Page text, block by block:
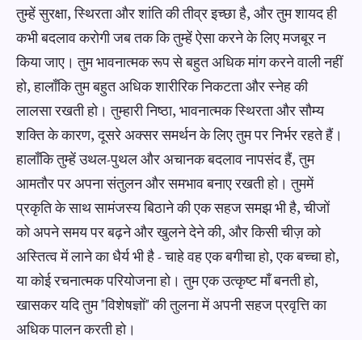
तुम्हें सुरक्षा, स्थिरता और शांति की तीव्र इच्छा है, और तुम शायद ही
कभी बदलाव करोगी जब तक कि तुम्हें ऐसा करने के लिए मजबूर न
किया जाए। तुम भावनात्मक रूप से बहुत अधिक मांग करने वाली नहीं
हो, हालाँकि तुम बहुत अधिक शारीरिक निकटता और स्नेह की
लालसा रखती हो। तुम्हारी निष्ठा, भावनात्मक स्थिरता और सौम्य
शक्ति के कारण, दूसरे अक्सर समर्थन के लिए तुम पर निर्भर रहते हैं।
हालाँकि तुम्हें उथल-पुथल और अचानक बदलाव नापसंद हैं, तुम
आमतौर पर अपना संतुलन और समभाव बनाए रखती हो। तुममें
प्रकृति के साथ सामंजस्य बिठाने की एक सहज समझ भी है, चीजों
को अपने समय पर बढ़ने और खुलने देने की, और किसी चीज़ को
अस्तित्व में लाने का धैर्य भी है - चाहे वह एक बगीचा हो, एक बच्चा हो,
या कोई रचनात्मक परियोजना हो। तुम एक उत्कृष्ट माँ बनती हो,
खासकर यदि तुम "विशेषज्ञों" की तुलना में अपनी सहज प्रवृत्ति का
अधिक पालन करती हो।